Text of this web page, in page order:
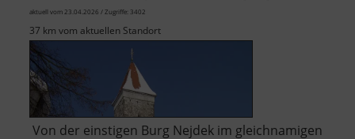
aktuell vom 23.04.2026 / Zugriffe: 3402
37 km vom aktuellen Standort
Von der einstigen Burg Nejdek im gleichnamigen